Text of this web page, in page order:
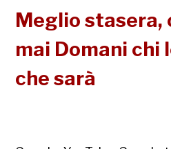
Meglio stasera,
mai Domani chi
che sarà